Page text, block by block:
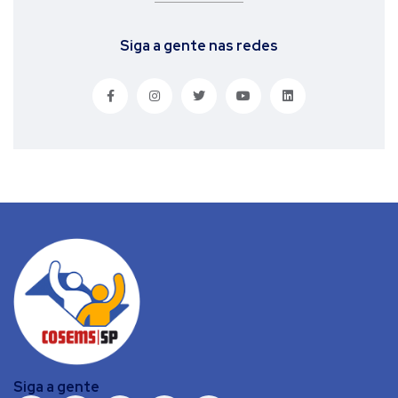
Siga a gente nas redes
Siga a gente